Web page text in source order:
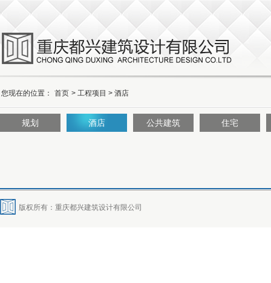
您现在的位置： 首页 > 工程项目 > 酒店
规划 酒店 公共建筑 住宅
版权所有：重庆都兴建筑设计有限公司